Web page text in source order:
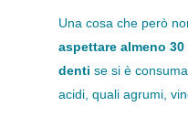
Una cosa che però
aspettare almeno
denti se si è
acidi, quali agrumi,